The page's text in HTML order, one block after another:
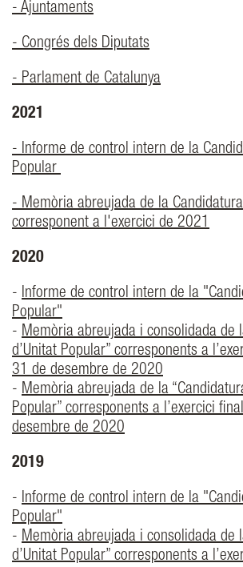
- Ajuntaments
- Congrés dels Diputats
- Parlament de Catalunya
2021
- Informe de control intern de la
Popular
- Memòria abreujada de la
corresponent a l'exercici de 2021
2020
- Informe de control intern de la
Popular"
- Memòria abreujada i consolidada de
d’Unitat Popular” corresponents a
31 de desembre de 2020
- Memòria abreujada de la
Popular” corresponents a l’exercici
desembre de 2020
2019
- Informe de control intern de la
Popular"
- Memòria abreujada i consolidada de
d’Unitat Popular” corresponents a